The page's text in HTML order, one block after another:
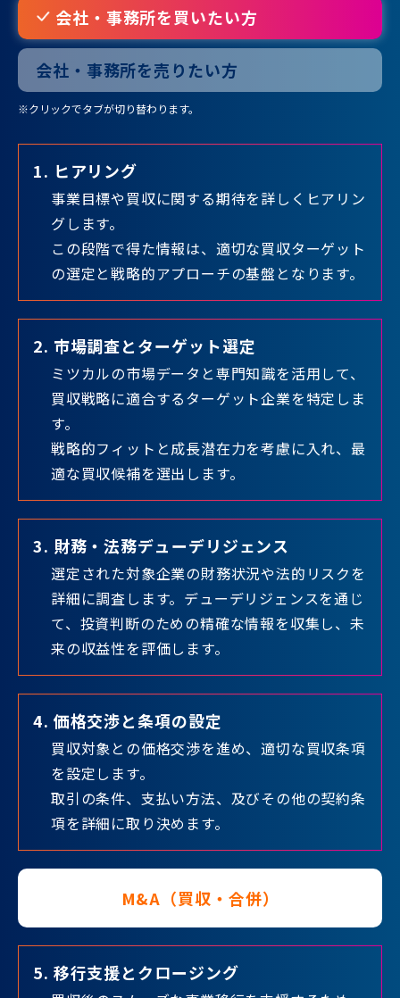
会社・事務所を買いたい方
会社・事務所を売りたい方
※クリックでタブが切り替わります。
1. ヒアリング
事業目標や買収に関する期待を詳しくヒアリン
グします。
この段階で得た情報は、適切な買収ターゲット
の選定と戦略的アプローチの基盤となります。
2. 市場調査とターゲット選定
ミツカルの市場データと専門知識を活用して、
買収戦略に適合するターゲット企業を特定しま
す。
戦略的フィットと成長潜在力を考慮に入れ、最
適な買収候補を選出します。
3. 財務・法務デューデリジェンス
選定された対象企業の財務状況や法的リスクを
詳細に調査します。デューデリジェンスを通じ
て、 投資判断のための精確な情報を収集し、未
来の収益性を評価します。
4. 価格交渉と条項の設定
買収対象との価格交渉を進め、適切な買収条項
を設定します。
取引の条件、支払い方法、及びその他の契約条
項を詳細に取り決めます。
M&A（買収・合併）
5. 移行支援とクロージング